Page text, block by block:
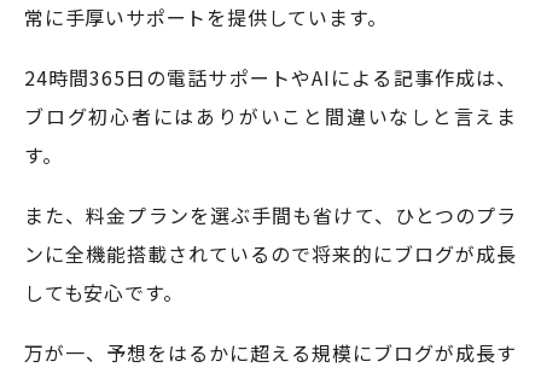
常に手厚いサポートを提供しています。
24時間365日の電話サポートやAIによる記事作成は、
ブログ初心者にはありがいこと間違いなしと言えま
す。
また、料金プランを選ぶ手間も省けて、ひとつのプラ
ンに全機能搭載されているので将来的にブログが成長
しても安心です。
万が一、予想をはるかに超える規模にブログが成長す